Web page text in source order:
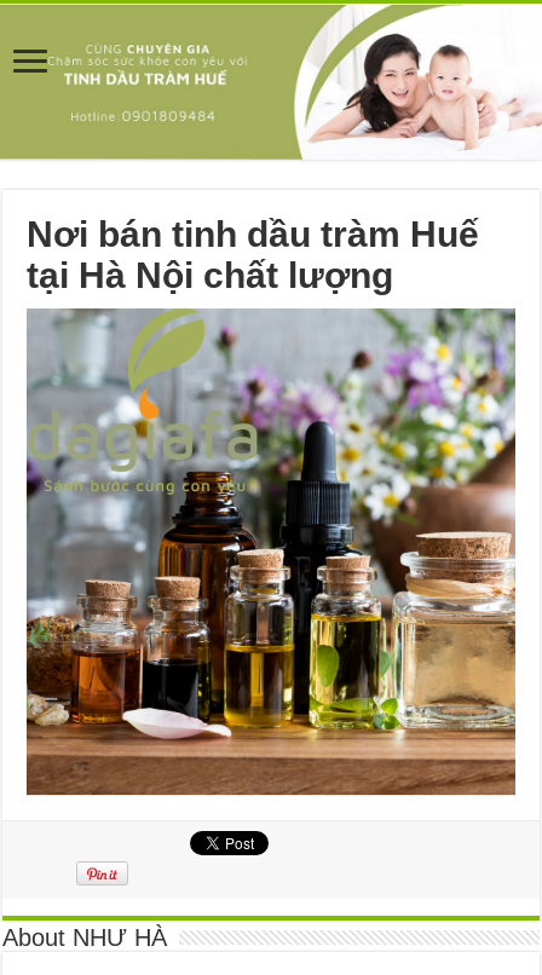
Nơi bán tinh dầu tràm Huế
tại Hà Nội chất lượng
About NHƯ HÀ